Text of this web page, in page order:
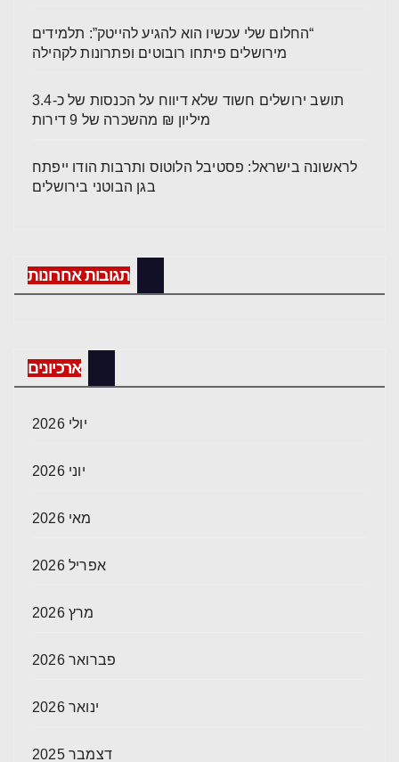
“החלום שלי עכשיו הוא להגיע להייטק”: תלמידים
מירושלים פיתחו רובוטים ופתרונות לקהילה
תושב ירושלים חשוד שלא דיווח על הכנסות של כ-3.4
מיליון ₪ מהשכרה של 9 דירות
לראשונה בישראל: פסטיבל הלוטוס ותרבות הודו ייפתח
בגן הבוטני בירושלים
תגובות אחרונות
ארכיונים
יולי 2026
יוני 2026
מאי 2026
אפריל 2026
מרץ 2026
פברואר 2026
ינואר 2026
דצמבר 2025